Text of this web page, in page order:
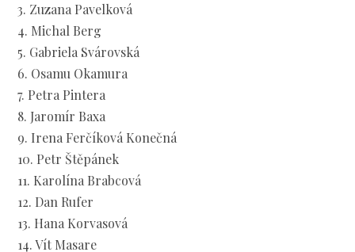
3. Zuzana Pavelková
4. Michal Berg
5. Gabriela Svárovská
6. Osamu Okamura
7. Petra Pintera
8. Jaromír Baxa
9. Irena Ferčíková Konečná
10. Petr Štěpánek
11. Karolína Brabcová
12. Dan Rufer
13. Hana Korvasová
14. Vít Masare